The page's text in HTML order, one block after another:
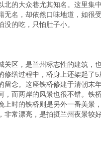
的大众巷尤其知名。这里集
无名，却依然口味地道，如很
的吃，只怕肚子小。
关区，是兰州标志性的建筑，
修缮过程中，桥身上还架起了
留念。这座铁桥修建于清朝末
，而两岸的风景也很不错。铁
上时的铁桥则是另外一番美景
常漂亮，是拍摄兰州夜景较好